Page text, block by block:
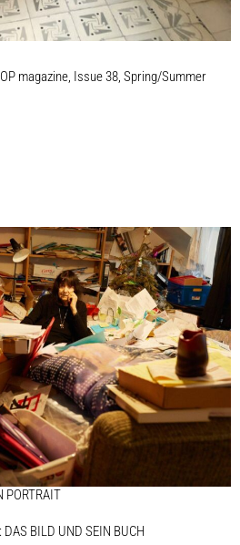
magazine, Issue 38, Spring/Summer
PORTRAIT
BILD UND SEIN BUCH